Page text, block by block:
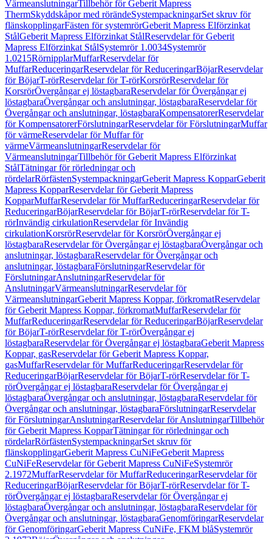
VärmeanslutningarTillbehör för Geberit Mapress
ThermSkyddskåpor med rörändeSystempackningarSet skruv för
flänskopplingarFästen för systemrörGeberit Mapress Elförzinkat
StålGeberit Mapress Elförzinkat StålReservdelar för Geberit
Mapress Elförzinkat StålSystemrör 1.0034Systemrör
1.0215RörnipplarMuffarReservdelar för
MuffarReduceringarReservdelar för ReduceringarBöjarReservdelar
för BöjarT-rörReservdelar för T-rörKorsrörReservdelar för
KorsrörÖvergångar ej löstagbaraReservdelar för Övergångar ej
löstagbaraÖvergångar och anslutningar, löstagbaraReservdelar för
Övergångar och anslutningar, löstagbaraKompensatorerReservdelar
för KompensatorerFörslutningarReservdelar för FörslutningarMuffar
för värmeReservdelar för Muffar för
värmeVärmeanslutningarReservdelar för
VärmeanslutningarTillbehör för Geberit Mapress Elförzinkat
StålTätningar för rörledningar och
rördelarRörfästenSystempackningarGeberit Mapress KopparGeberit
Mapress KopparReservdelar för Geberit Mapress
KopparMuffarReservdelar för MuffarReduceringarReservdelar för
ReduceringarBöjarReservdelar för BöjarT-rörReservdelar för T-
rörInvändig cirkulationReservdelar för Invändig
cirkulationKorsrörReservdelar för KorsrörÖvergångar ej
löstagbaraReservdelar för Övergångar ej löstagbaraÖvergångar och
anslutningar, löstagbaraReservdelar för Övergångar och
anslutningar, löstagbaraFörslutningarReservdelar för
FörslutningarAnslutningarReservdelar för
AnslutningarVärmeanslutningarReservdelar för
VärmeanslutningarGeberit Mapress Koppar, förkromatReservdelar
för Geberit Mapress Koppar, förkromatMuffarReservdelar för
MuffarReduceringarReservdelar för ReduceringarBöjarReservdelar
för BöjarT-rörReservdelar för T-rörÖvergångar ej
löstagbaraReservdelar för Övergångar ej löstagbaraGeberit Mapress
Koppar, gasReservdelar för Geberit Mapress Koppar,
gasMuffarReservdelar för MuffarReduceringarReservdelar för
ReduceringarBöjarReservdelar för BöjarT-rörReservdelar för T-
rörÖvergångar ej löstagbaraReservdelar för Övergångar ej
löstagbaraÖvergångar och anslutningar, löstagbaraReservdelar för
Övergångar och anslutningar, löstagbaraFörslutningarReservdelar
för FörslutningarAnslutningarReservdelar för AnslutningarTillbehör
för Geberit Mapress KopparTätningar för rörledningar och
rördelarRörfästenSystempackningarSet skruv för
flänskopplingarGeberit Mapress CuNiFeGeberit Mapress
CuNiFeReservdelar för Geberit Mapress CuNiFeSystemrör
2.1972MuffarReservdelar för MuffarReduceringarReservdelar för
ReduceringarBöjarReservdelar för BöjarT-rörReservdelar för T-
rörÖvergångar ej löstagbaraReservdelar för Övergångar ej
löstagbaraÖvergångar och anslutningar, löstagbaraReservdelar för
Övergångar och anslutningar, löstagbaraGenomföringarReservdelar
för GenomföringarGeberit Mapress CuNiFe, FKM blåSystemrör